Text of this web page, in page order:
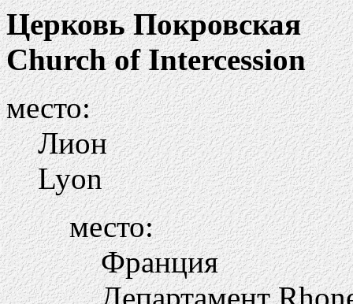
Церковь Покровская
Church of Intercession
место:
Лион
Lyon
место:
Франция